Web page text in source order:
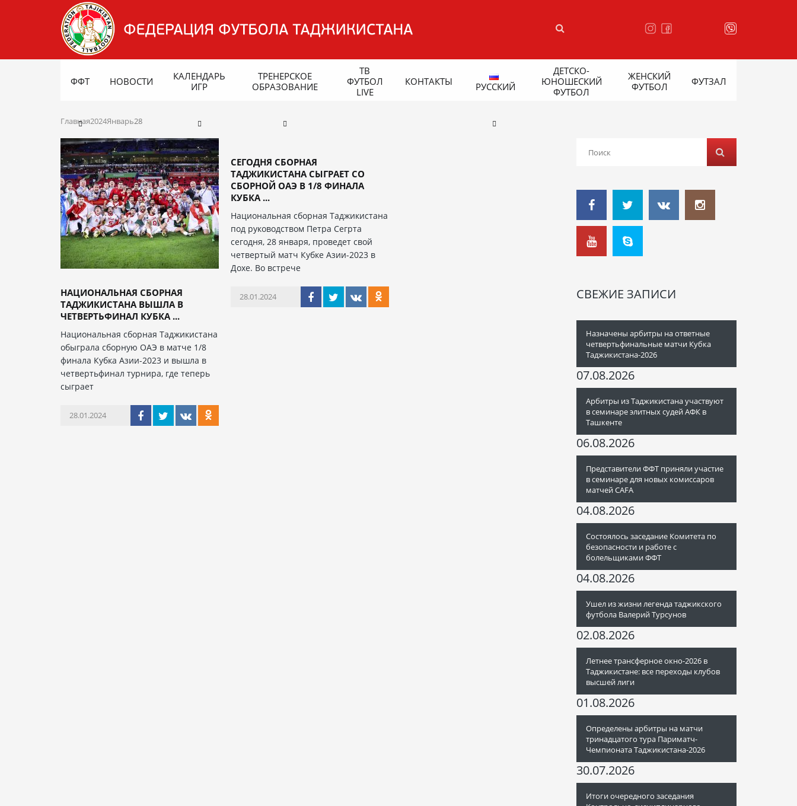
ФФТ НОВОСТИ
КАЛЕНДАРЬ
ИГР
ТРЕНЕРСКОЕ
ОБРАЗОВАНИЕ
ТВ
ФУТБОЛ
LIVE
КОНТАКТЫ РУССКИЙ
ДЕТСКО-
ЮНОШЕСКИЙ
ФУТБОЛ
ЖЕНСКИЙ
ФУТБОЛ
ФУТЗАЛ
Главная2024Январь28
НАЦИОНАЛЬНАЯ СБОРНАЯ
ТАДЖИКИСТАНА ВЫШЛА В
ЧЕТВЕРТЬФИНАЛ КУБКА ...
Национальная сборная Таджикистана
обыграла сборную ОАЭ в матче 1/8
финала Кубка Азии-2023 и вышла в
четвертьфинал турнира, где теперь
сыграет
28.01.2024
СЕГОДНЯ СБОРНАЯ
ТАДЖИКИСТАНА СЫГРАЕТ СО
СБОРНОЙ ОАЭ В 1/8 ФИНАЛА
КУБКА ...
Национальная сборная Таджикистана
под руководством Петра Сегрта
сегодня, 28 января, проведет свой
четвертый матч Кубке Азии-2023 в
Дохе. Во встрече
28.01.2024 СВЕЖИЕ ЗАПИСИ
Назначены арбитры на ответные
четвертьфинальные матчи Кубка
Таджикистана-2026
07.08.2026
Арбитры из Таджикистана участвуют
в семинаре элитных судей АФК в
Ташкенте
06.08.2026
Представители ФФТ приняли участие
в семинаре для новых комиссаров
матчей CAFA
04.08.2026
Состоялось заседание Комитета по
безопасности и работе с
болельщиками ФФТ
04.08.2026
Ушел из жизни легенда таджикского
футбола Валерий Турсунов
02.08.2026
Летнее трансферное окно-2026 в
Таджикистане: все переходы клубов
высшей лиги
01.08.2026
Определены арбитры на матчи
тринадцатого тура Париматч-
Чемпионата Таджикистана-2026
30.07.2026
Итоги очередного заседания